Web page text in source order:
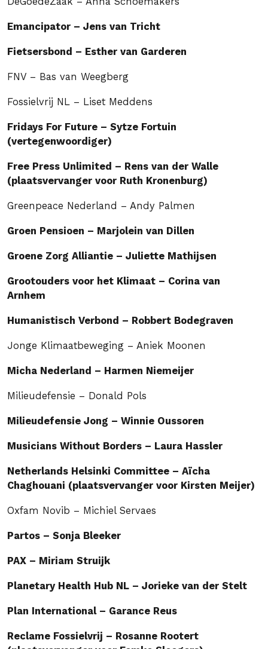
Emancipator – Jens van Tricht
Fietsersbond – Esther van Garderen
FNV – Bas van Weegberg
Fossielvrij NL – Liset Meddens
Fridays For Future – Sytze Fortuin
(vertegenwoordiger)
Free Press Unlimited – Rens van der Walle
(plaatsvervanger voor Ruth Kronenburg)
Greenpeace Nederland – Andy Palmen
Groen Pensioen – Marjolein van Dillen
Groene Zorg Alliantie – Juliette Mathijsen
Grootouders voor het Klimaat – Corina van
Arnhem
Humanistisch Verbond – Robbert Bodegraven
Jonge Klimaatbeweging – Aniek Moonen
Micha Nederland – Harmen Niemeijer
Milieudefensie – Donald Pols
Milieudefensie Jong – Winnie Oussoren
Musicians Without Borders – Laura Hassler
Netherlands Helsinki Committee – Aïcha
Chaghouani (plaatsvervanger voor Kirsten Meijer)
Oxfam Novib – Michiel Servaes
Partos – Sonja Bleeker
PAX – Miriam Struijk
Planetary Health Hub NL – Jorieke van der Stelt
Plan International – Garance Reus
Reclame Fossielvrij – Rosanne Rootert